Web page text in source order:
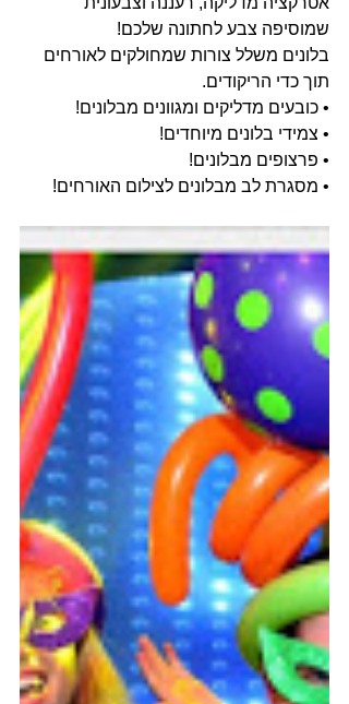
שמוסיפה צבע לחתונה שלכם!
בלונים משלל צורות שמחולקים לאורחים
תוך כדי הריקודים.
• כובעים מדליקים ומגוונים מבלונים!
• צמידי בלונים מיוחדים!
• פרצופים מבלונים!
• מסגרת לב מבלונים לצילום האורחים!